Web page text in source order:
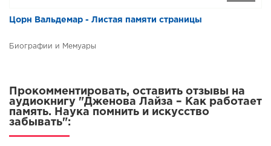
Цорн Вальдемар - Листая памяти страницы
Биографии и Мемуары
Прокомментировать, оставить отзывы на
аудиокнигу "Дженова Лайза – Как работает
память. Наука помнить и искусство
забывать":